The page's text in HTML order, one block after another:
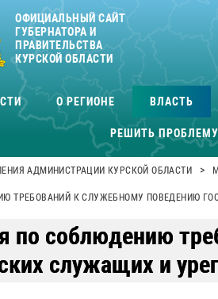
ОФИЦИАЛЬНЫЙ САЙТ
ГУБЕРНАТОРА И
ПРАВИТЕЛЬСТВА
КУРСКОЙ ОБЛАСТИ
О РЕГИОНЕ ВЛАСТЬ
РЕШИТЬ ПРОБЛЕМУ
АДМИНИСТРАЦИИ КУРСКОЙ ОБЛАСТИ >
ТРЕБОВАНИЙ К СЛУЖЕБНОМУ ПОВЕДЕНИЮ
по соблюдению
служащих и